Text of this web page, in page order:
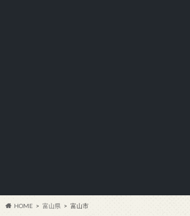
HOME 富山県 富山市